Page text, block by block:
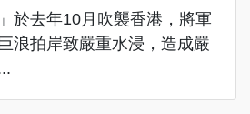
於去年10月吹襲香港，將軍
浪拍岸致嚴重水浸，造成嚴